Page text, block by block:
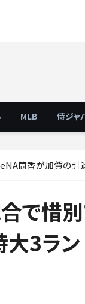
MLB 侍ジャ
筒香が加賀の引退試合で惜
で惜
3ラン